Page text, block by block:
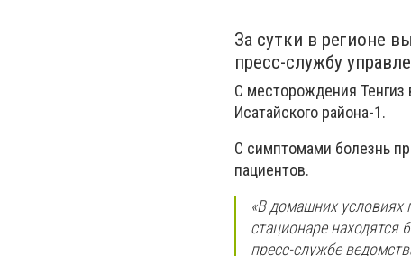
За сутки в регионе
пресс-службу
С месторождения
Исатайского района-1.
С симптомами болезнь
пациентов.
«В домашних условиях
стационаре находятся
пресс-службе